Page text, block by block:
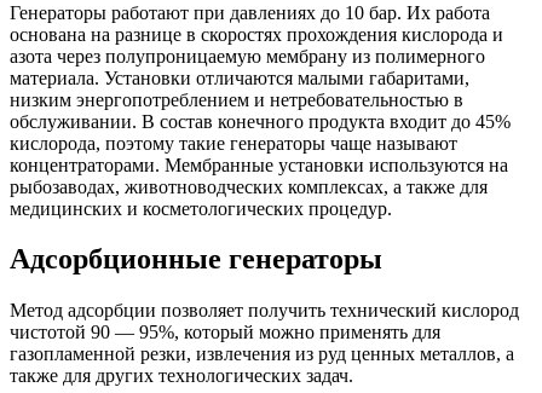
Генераторы работают при давлениях до 10 бар. Их работа
основана на разнице в скоростях прохождения кислорода и
азота через полупроницаемую мембрану из полимерного
материала. Установки отличаются малыми габаритами,
низким энергопотреблением и нетребовательностью в
обслуживании. В состав конечного продукта входит до 45%
кислорода, поэтому такие генераторы чаще называют
концентраторами. Мембранные установки используются на
рыбозаводах, животноводческих комплексах, а также для
медицинских и косметологических процедур.
Адсорбционные генераторы
Метод адсорбции позволяет получить технический кислород
чистотой 90 — 95%, который можно применять для
газопламенной резки, извлечения из руд ценных металлов, а
также для других технологических задач.